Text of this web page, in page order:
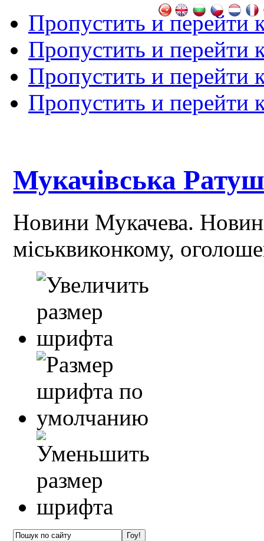
Пропустить и перейти
Пропустить и перейти
Пропустить и перейти
Пропустить и перейти
Мукачівська
Новини Мукачева.
міськвиконкому,